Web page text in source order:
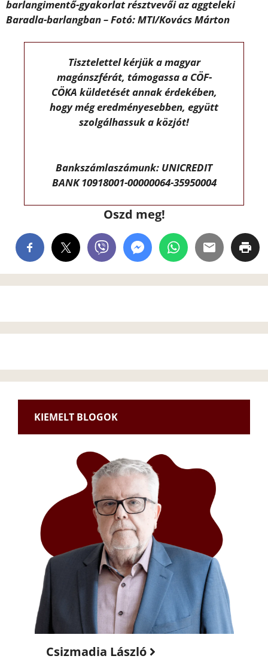
barlangimentő-gyakorlat résztvevői az aggteleki
Baradla-barlangban – Fotó: MTI/Kovács Márton
Tisztelettel kérjük a magyar
magánszférát, támogassa a CÖF-
CÖKA küldetését annak érdekében,
hogy még eredményesebben, együtt
szolgálhassuk a közjót!
Bankszámlaszámunk: UNICREDIT
BANK 10918001-00000064-35950004
Oszd meg!
KIEMELT BLOGOK
Csizmadia László